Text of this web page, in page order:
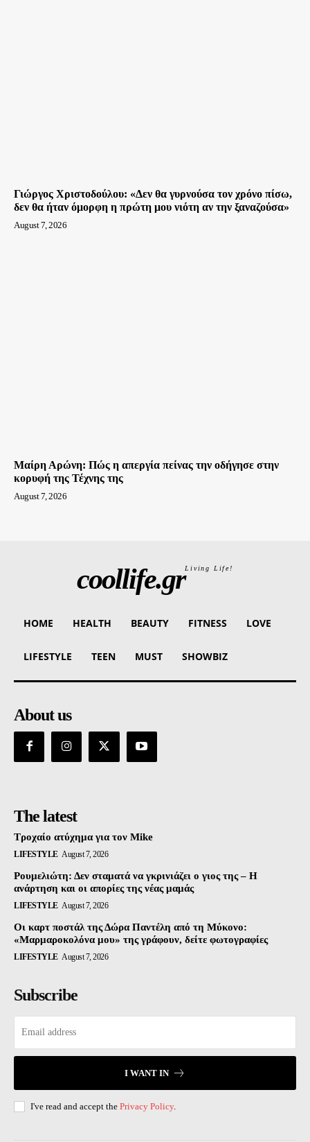
Γιώργος Χριστοδούλου: «Δεν θα γυρνούσα τον χρόνο πίσω,
δεν θα ήταν όμορφη η πρώτη μου νιότη αν την ξαναζούσα»
August 7, 2026
Μαίρη Αρώνη: Πώς η απεργία πείνας την οδήγησε στην
κορυφή της Τέχνης της
August 7, 2026
coollife.grLiving Life!
HOME HEALTH BEAUTY FITNESS LOVE
LIFESTYLE TEEN MUST SHOWBIZ
About us
The latest
Τροχαίο ατύχημα για τον Mike
LIFESTYLE August 7, 2026
Ρουμελιώτη: Δεν σταματά να γκρινιάζει ο γιος της – Η
ανάρτηση και οι απορίες της νέας μαμάς
LIFESTYLE August 7, 2026
Οι καρτ ποστάλ της Δώρα Παντέλη από τη Μύκονο:
«Μαρμαροκολόνα μου» της γράφουν, δείτε φωτογραφίες
LIFESTYLE August 7, 2026
Subscribe
I WANT IN
I've read and accept the Privacy Policy.